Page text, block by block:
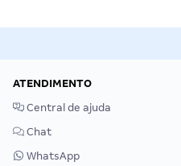
ATENDIMENTO
Central de ajuda
Chat
WhatsApp